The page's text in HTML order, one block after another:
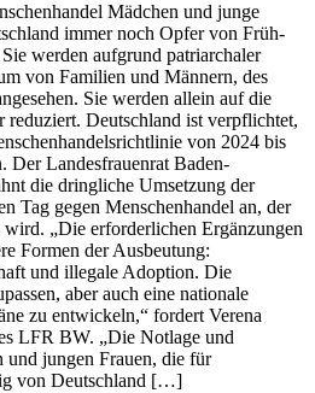
Mädchen und junge
immer noch Opfer von Früh-
werden aufgrund patriarchaler
von Familien und Männern, des
Sie werden allein auf die
Deutschland ist verpflichtet,
von 2024 bis
Der Landesfrauenrat Baden-
die dringliche Umsetzung der
Tag gegen Menschenhandel an, der
„Die erforderlichen Ergänzungen
Formen der Ausbeutung:
und illegale Adoption. Die
aber auch eine nationale
zu entwickeln,“ fordert Verena
LFR BW. „Die Notlage und
jungen Frauen, die für
von Deutschland […]